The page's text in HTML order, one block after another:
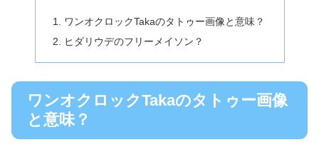
ワンオクロックTakaのタトゥー画像と意味？
ヒダリウデのフリーメイソン？
ワンオクロックTakaのタトゥー画像
と意味？